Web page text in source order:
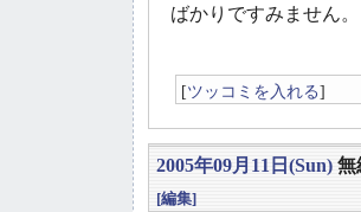
ばかりですみません。
[ツッコミを入れる]
2005年09月11日(Sun) 無
[編集]